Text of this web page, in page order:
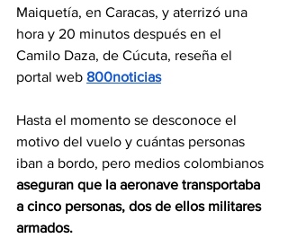
Maiquetía, en Caracas, y aterrizó una
hora y 20 minutos después en el
Camilo Daza, de Cúcuta, reseña el
portal web 800noticias
Hasta el momento se desconoce el
motivo del vuelo y cuántas personas
iban a bordo, pero medios colombianos
aseguran que la aeronave transportaba
a cinco personas, dos de ellos militares
armados.